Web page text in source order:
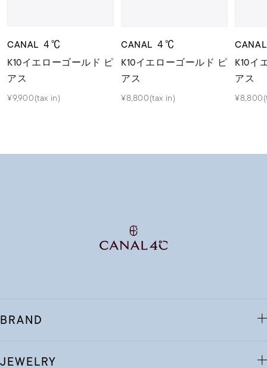
CANAL ４℃
K10イエローゴールド ピ
アス
¥9,900(tax in)
CANAL ４℃
K10イエローゴールド ピ
アス
¥8,800(tax in)
K10イ
アス
BRAND
JEWELRY